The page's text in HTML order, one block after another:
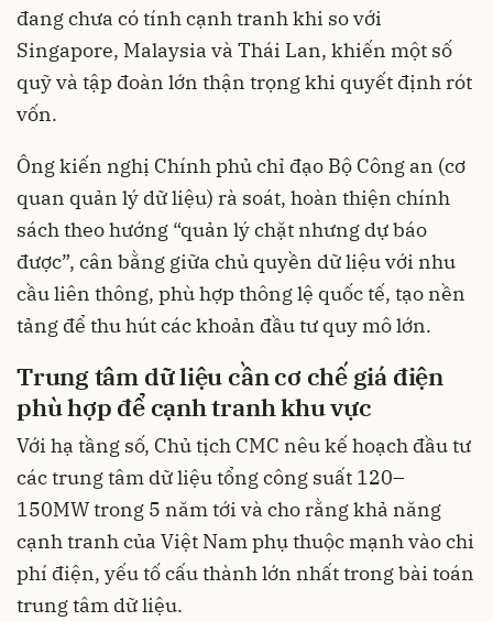
đang chưa có tính cạnh tranh khi so với
Singapore, Malaysia và Thái Lan, khiến một số
quỹ và tập đoàn lớn thận trọng khi quyết định rót
vốn.
Ông kiến nghị Chính phủ chỉ đạo Bộ Công an (cơ
quan quản lý dữ liệu) rà soát, hoàn thiện chính
sách theo hướng “quản lý chặt nhưng dự báo
được”, cân bằng giữa chủ quyền dữ liệu với nhu
cầu liên thông, phù hợp thông lệ quốc tế, tạo nền
tảng để thu hút các khoản đầu tư quy mô lớn.
Trung tâm dữ liệu cần cơ chế giá điện
phù hợp để cạnh tranh khu vực
Với hạ tầng số, Chủ tịch CMC nêu kế hoạch đầu tư
các trung tâm dữ liệu tổng công suất 120–
150MW trong 5 năm tới và cho rằng khả năng
cạnh tranh của Việt Nam phụ thuộc mạnh vào chi
phí điện, yếu tố cấu thành lớn nhất trong bài toán
trung tâm dữ liệu.